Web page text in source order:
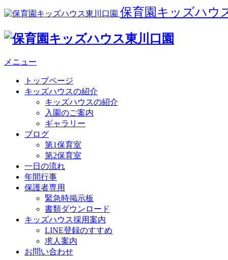
保育園キッズハウ
メニュー
トップページ
キッズハウスの紹介
キッズハウスの紹介
入園のご案内
ギャラリー
ブログ
第1保育室
第2保育室
一日の流れ
年間行事
保護者専用
緊急時掲示板
書類ダウンロード
キッズハウス採用案内
LINE登録のすすめ
求人案内
お問い合わせ